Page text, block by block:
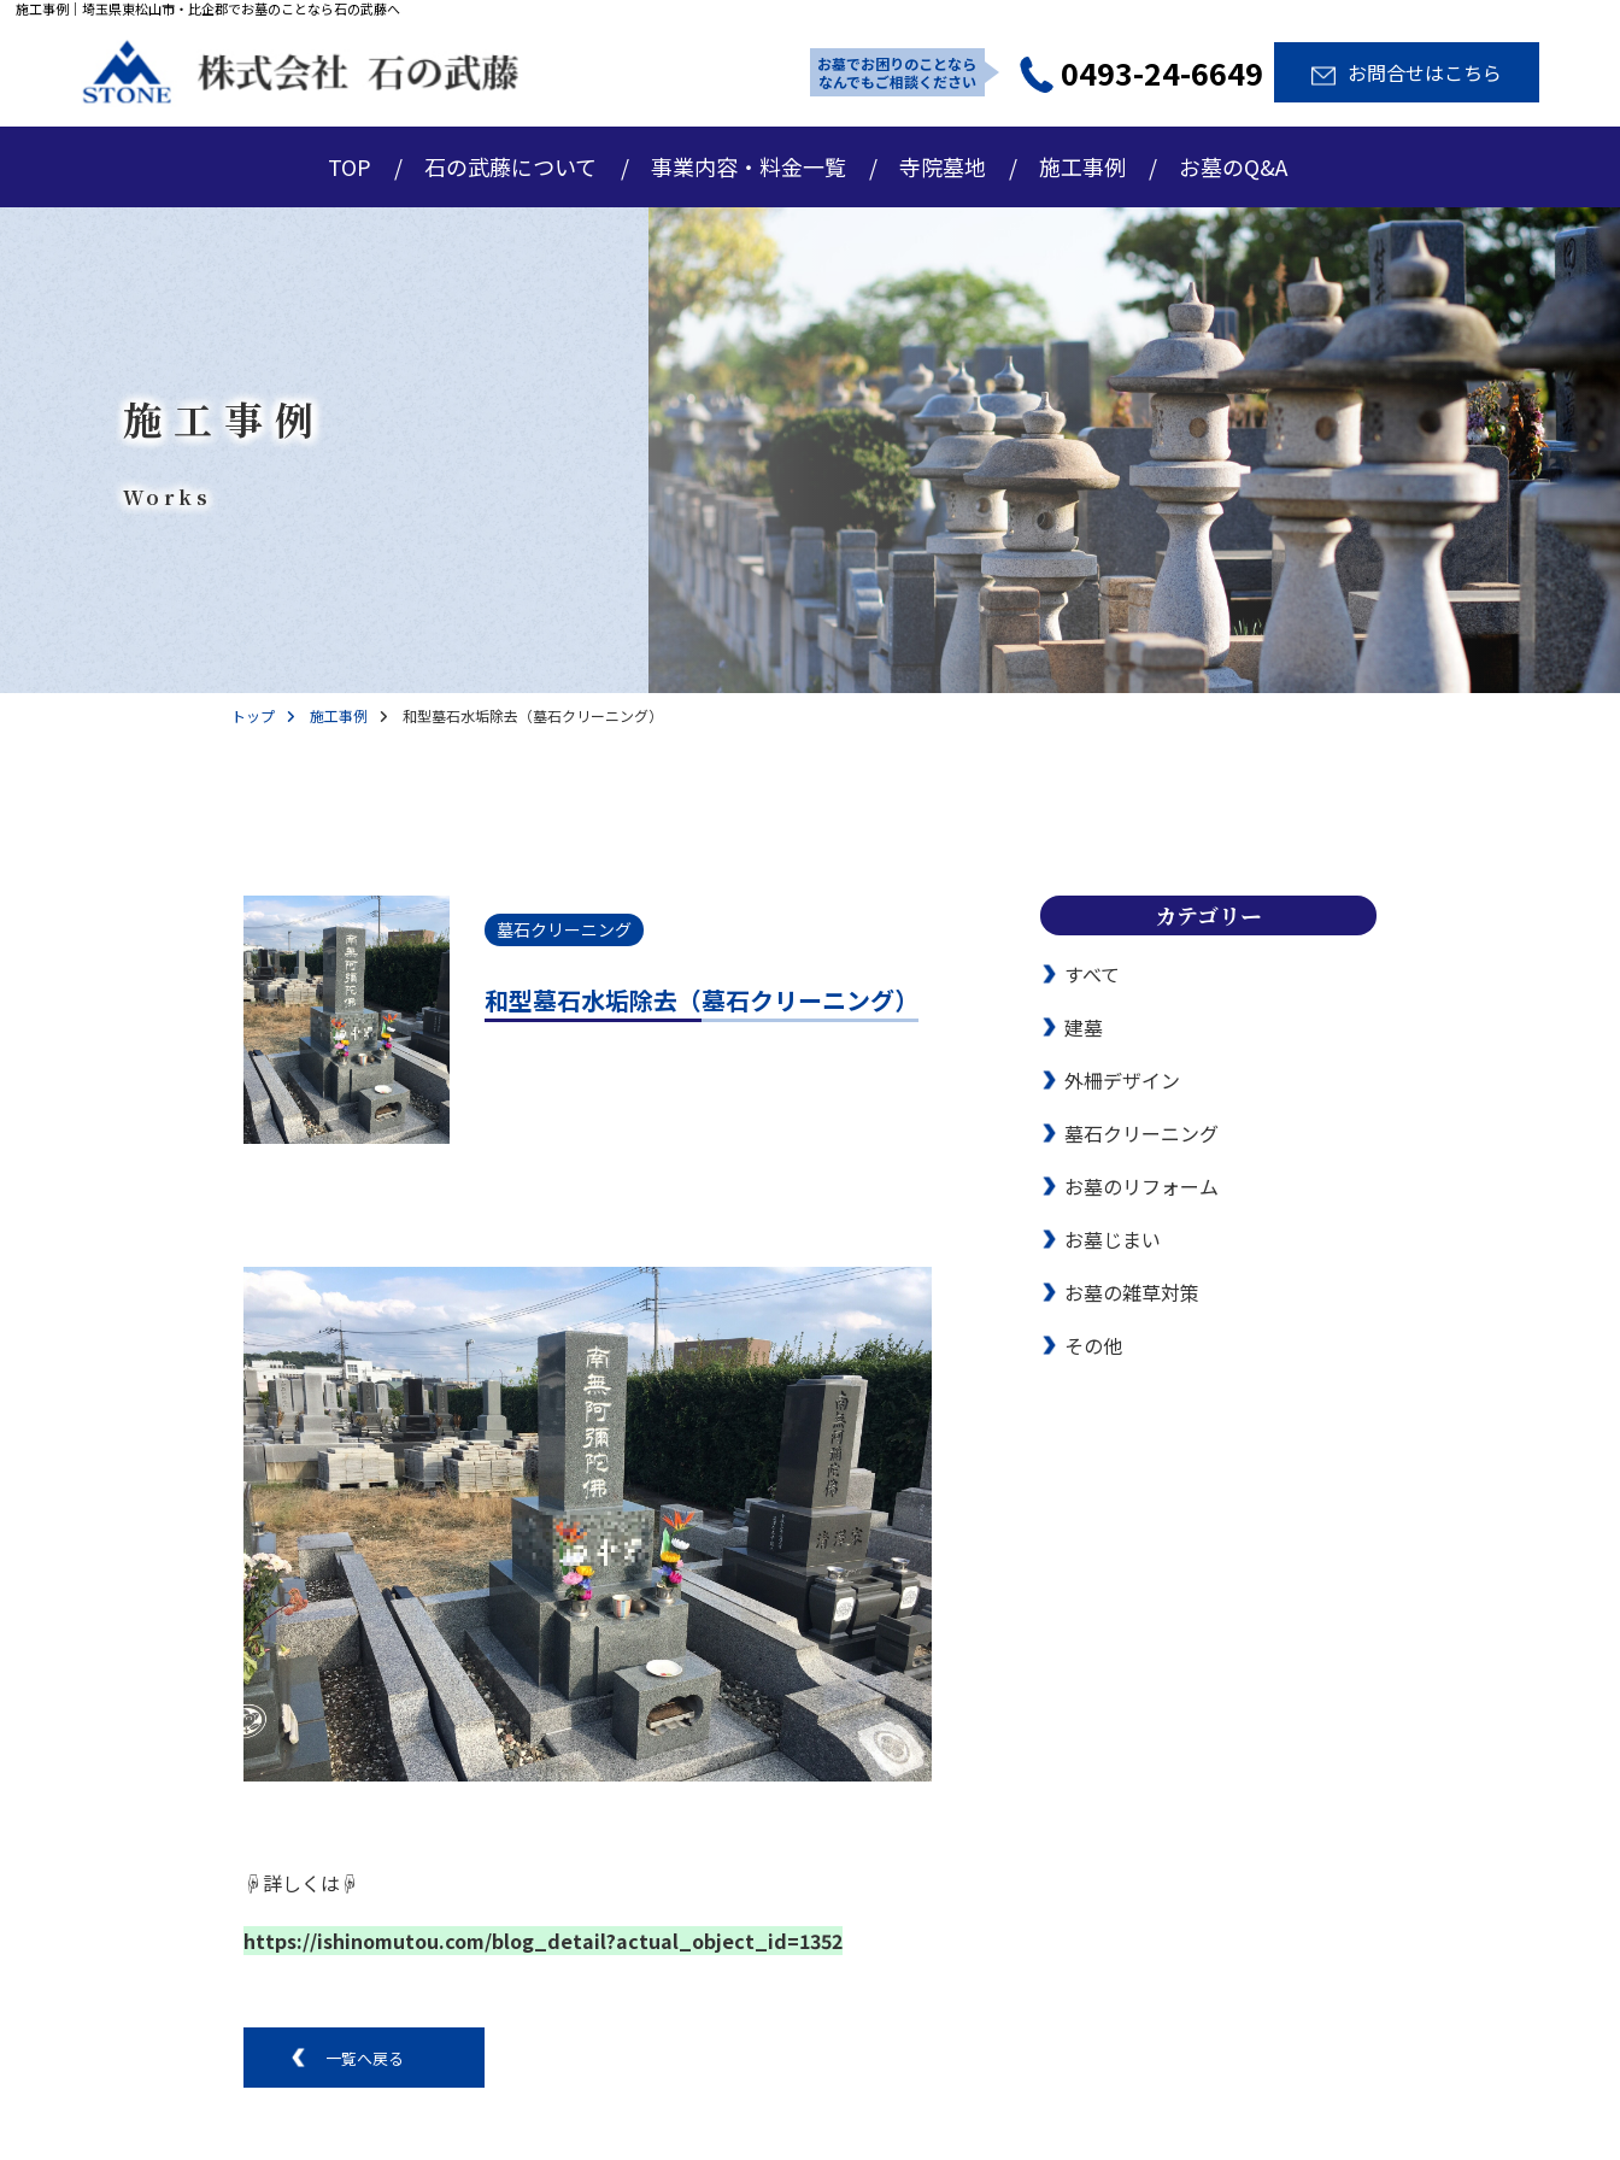
施工事例｜埼玉県東松山市・比企郡でお墓のことなら石の武藤へ
お墓でお困りのことなら
なんでもご相談ください
0493-24-6649 お問合せはこちら
TOP 石の武藤について 事業内容・料金一覧 寺院墓地 施工事例 お墓のQ&A
施工事例
Works
トップ 施工事例 和型墓石水垢除去（墓石クリーニング）
墓石クリーニング
和型墓石水垢除去（墓石クリーニング）
☟詳しくは☟
https://ishinomutou.com/blog_detail?actual_object_id=1352
一覧へ戻る
カテゴリー
すべて
建墓
外柵デザイン
墓石クリーニング
お墓のリフォーム
お墓じまい
お墓の雑草対策
その他